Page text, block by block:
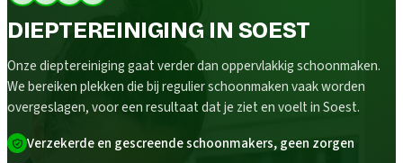
DIEPTEREINIGING IN SOEST
Onze dieptereiniging gaat verder dan oppervlakkig schoonmaken.
We bereiken plekken die bij regulier schoonmaken vaak worden
overgeslagen, voor een resultaat dat je ziet en voelt in Soest.
Verzekerde en gescreende schoonmakers, geen zorgen